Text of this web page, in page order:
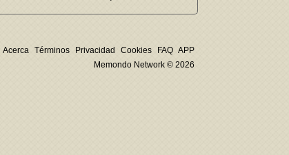
Acerca Términos Privacidad Cookies FAQ APP
Memondo Network © 2026